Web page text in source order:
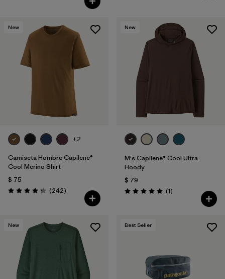
New
+2
Camiseta Hombre Capilene®
Cool Merino Shirt
$ 75
Valoración: 4.3 / 5
(242Comentarios
)
New
M's Capilene® Cool Ultra
Hoody
$ 79
Valoración: 5.0 / 5
(1Comentarios
)
New Best Seller